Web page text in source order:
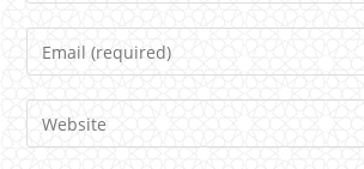
Email
Website